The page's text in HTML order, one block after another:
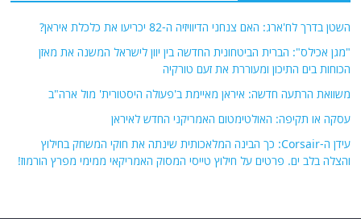
השטן בדרך לח'ארג: האם צנחני הדיוויזיה ה-82 יכריעו את כלכלת איראן?
"מגן אכילס": הברית הביטחונית החדשה בין יוון לישראל המשנה את מאזן
הכוחות בים התיכון ומעוררת את זעם טורקיה
משוואת הרתעה חדשה: איראן מאיימת ב'פעולה היסטורית' מול ארה"ב
עסקה או תקיפה: האולטימטום האמריקני החדש לאיראן
עידן ה-Corsair: כך הבינה המלאכותית שינתה את חוקי המשחק בחילוץ
והצלה בלב ים. פרטים על חילוץ טייסי המסוק האמריקאי ממימי מפרץ הורמוז!